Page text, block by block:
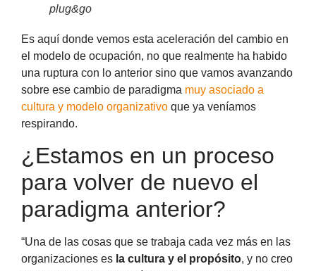
plug&go
Es aquí donde vemos esta aceleración del cambio en
el modelo de ocupación, no que realmente ha habido
una ruptura con lo anterior sino que vamos avanzando
sobre ese cambio de paradigma muy asociado a
cultura y modelo organizativo que ya veníamos
respirando.
¿Estamos en un proceso
para volver de nuevo el
paradigma anterior?
“Una de las cosas que se trabaja cada vez más en las
organizaciones es la cultura y el propósito, y no creo